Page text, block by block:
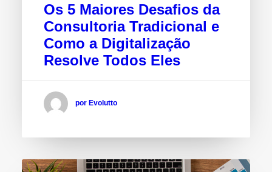
Os 5 Maiores Desafios da
Consultoria Tradicional e
Como a Digitalização
Resolve Todos Eles
por Evolutto